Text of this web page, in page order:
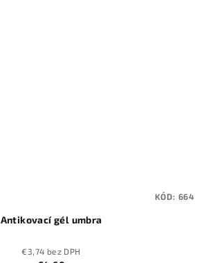
Antikovací gél umbra
€3,74 bez DPH
KÓD: 664